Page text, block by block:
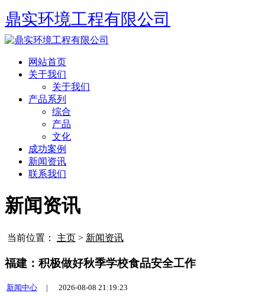
鼎实环境工程有限公司
网站首页
关于我们
关于我们
产品系列
综合
产品
文化
成功案例
新闻资讯
联系我们
新闻资讯
当前位置： 主页 > 新闻资讯
福建：积极做好秋季学校食品安全工作
新闻中心 | 2026-08-08 21:19:23